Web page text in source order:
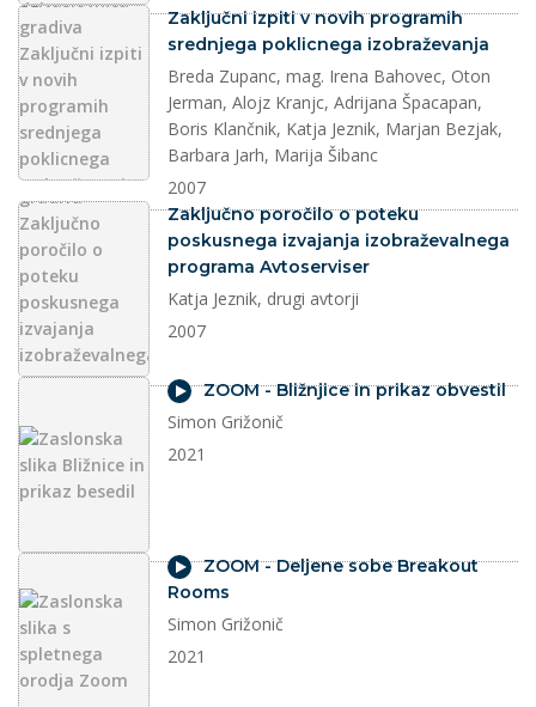
dokument
Zaključni izpiti v novih programih
srednjega poklicnega izobraževanja
Breda Zupanc, mag. Irena Bahovec, Oton
Jerman, Alojz Kranjc, Adrijana Špacapan,
Boris Klančnik, Katja Jeznik, Marjan Bezjak,
Barbara Jarh, Marija Šibanc
2007
dokument
Zaključno poročilo o poteku
poskusnega izvajanja izobraževalnega
programa Avtoserviser
Katja Jeznik, drugi avtorji
2007
videoZOOM - Bližnjice in prikaz obvestil
Simon Grižonič
2021
videoZOOM - Deljene sobe Breakout
Rooms
Simon Grižonič
2021